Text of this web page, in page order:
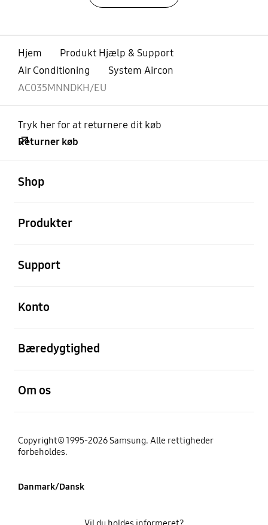
Hjem
Produkt Hjælp & Support
Air Conditioning
System Aircon
AC035MNNDKH/EU
Tryk her for at returnere dit køb
Returner køb
Shop
Produkter
Support
Konto
Bæredygtighed
Om os
Copyright© 1995-2026 Samsung. Alle rettigheder
forbeholdes.
Danmark/Dansk